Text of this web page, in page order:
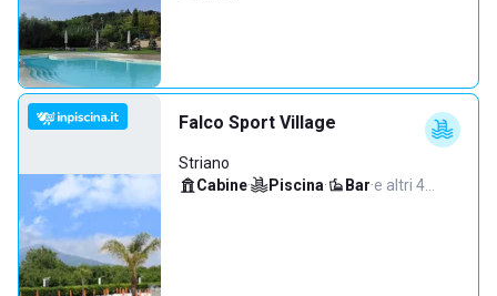
Falco Sport Village
Striano
Cabine· Piscina· Bar·e altri 4…